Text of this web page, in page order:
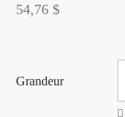
54,76 $
Grandeur